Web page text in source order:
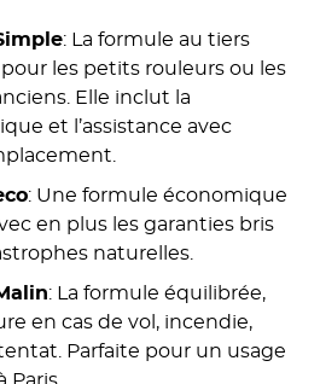
: La formule au tiers
les petits rouleurs ou les
Elle inclut la
et l’assistance avec
: Une formule économique
en plus les garanties bris
naturelles.
: La formule équilibrée,
en cas de vol, incendie,
Parfaite pour un usage
Paris.